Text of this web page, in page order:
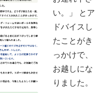
い。」 とア
ドバイスし
たことがき
っかけで、
お越しにな
りました。